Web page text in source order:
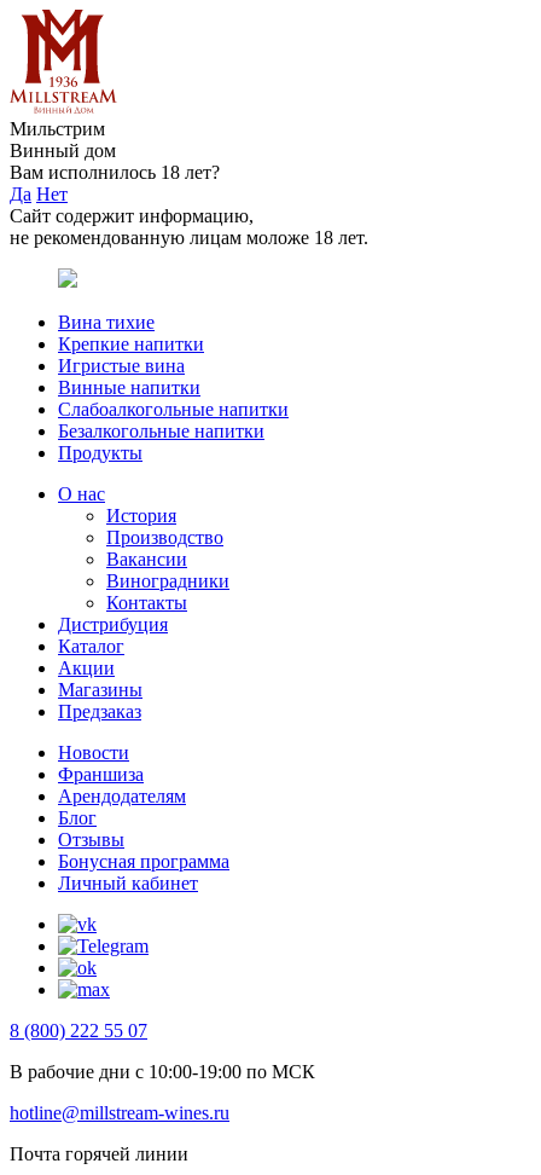
Мильстрим
Винный дом
Вам исполнилось 18 лет?
Да Нет
Сайт содержит информацию,
не рекомендованную лицам моложе 18 лет.
Вина тихие
Крепкие напитки
Игристые вина
Винные напитки
Слабоалкогольные напитки
Безалкогольные напитки
Продукты
О нас
История
Производство
Вакансии
Виноградники
Контакты
Дистрибуция
Каталог
Акции
Магазины
Предзаказ
Новости
Франшиза
Арендодателям
Блог
Отзывы
Бонусная программа
Личный кабинет
8 (800) 222 55 07
В рабочие дни с 10:00-19:00 по МСК
hotline@millstream-wines.ru
Почта горячей линии